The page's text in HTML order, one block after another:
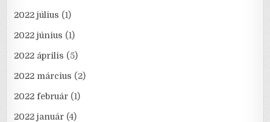
2022 július (1)
2022 június (1)
2022 április (5)
2022 március (2)
2022 február (1)
2022 január (4)